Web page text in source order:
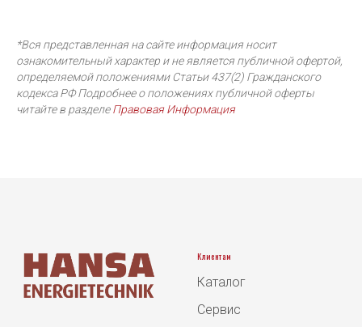
*Вся представленная на сайте информация носит
ознакомительный характер и не является публичной офертой,
определяемой положениями Статьи 437(2) Гражданского
кодекса РФ Подробнее о положениях публичной оферты
читайте в разделеПравовая Информация
Клиентам
Каталог
Сервис